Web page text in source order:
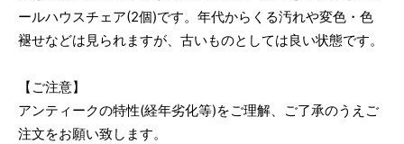
ールハウスチェア(2個)です。年代からくる汚れや変色・色
褪せなどは見られますが、古いものとしては良い状態です。
【ご注意】
アンティークの特性(経年劣化等)をご理解、ご了承のうえご
注文をお願い致します。